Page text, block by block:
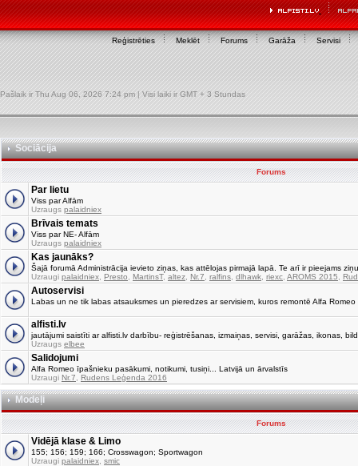
Reģistrēties Meklēt Forums Garāža Servisi
Pašlaik ir Thu Aug 06, 2026 7:24 pm | Visi laiki ir GMT + 3 Stundas
Sociācija
Forums
Par lietu
Viss par Alfām
Uzraugs palaidniex
Brīvais temats
Viss par NE- Alfām
Uzraugs palaidniex
Kas jaunāks?
Šajā forumā Administrācija ievieto ziņas, kas attēlojas pirmajā lapā. Te arī ir pieejams
Uzraugi palaidniex Presto MartinsT, altez Nr.7 ralfins dlhawk riexc AROMS 2015
Autoservisi
Labas un ne tik labas atsauksmes un pieredzes ar servisiem, kuros remontē Alfa Romeo
alfisti.lv
jautājumi saistīti ar alfisti.lv darbību- reģistrēšanas, izmaiņas, servisi, garāžas, ikonas,
Uzraugs elbee
Salidojumi
Alfa Romeo īpašnieku pasākumi, notikumi, tusiņi... Latvijā un ārvalstīs
Uzraugi Nr.7 Rudens Leģenda 2016
Modeļi
Forums
Vidējā klase & Limo
155; 156; 159; 166; Crosswagon; Sportwagon
Uzraugi palaidniex smic